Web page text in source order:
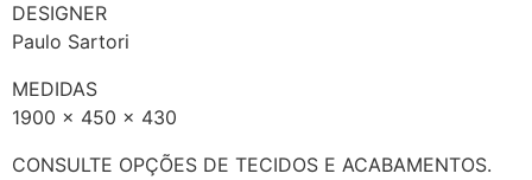
DESIGNER
Paulo Sartori
MEDIDAS
1900 x 450 x 430
CONSULTE OPÇÕES DE TECIDOS E ACABAMENTOS.